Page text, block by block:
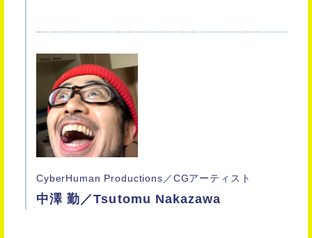
CyberHuman Productions／CGアーティスト
中澤 勤／Tsutomu Nakazawa